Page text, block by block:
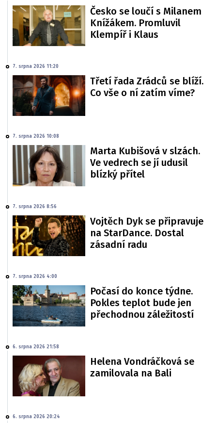
Česko se loučí s Milanem
Knížákem. Promluvil
Klempíř i Klaus
7. srpna 2026 11:20
Třetí řada Zrádců se blíží.
Co vše o ní zatím víme?
7. srpna 2026 10:08
Marta Kubišová v slzách.
Ve vedrech se jí udusil
blízký přítel
7. srpna 2026 8:56
Vojtěch Dyk se připravuje
na StarDance. Dostal
zásadní radu
7. srpna 2026 4:00
Počasí do konce týdne.
Pokles teplot bude jen
přechodnou záležitostí
6. srpna 2026 21:58
Helena Vondráčková se
zamilovala na Bali
6. srpna 2026 20:24